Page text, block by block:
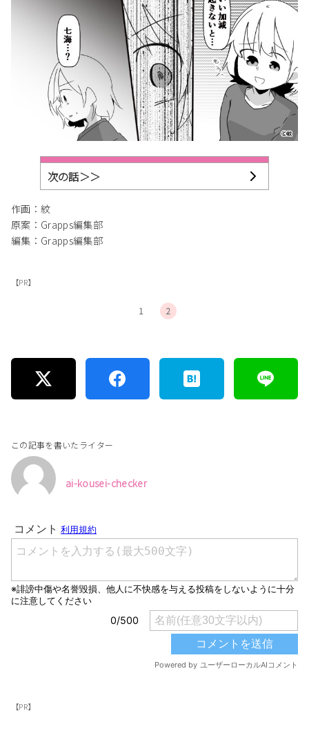
次の話＞＞
作画：紋
原案：Grapps編集部
編集：Grapps編集部
【PR】
1 2
この記事を書いたライター
ai-kousei-checker
【PR】